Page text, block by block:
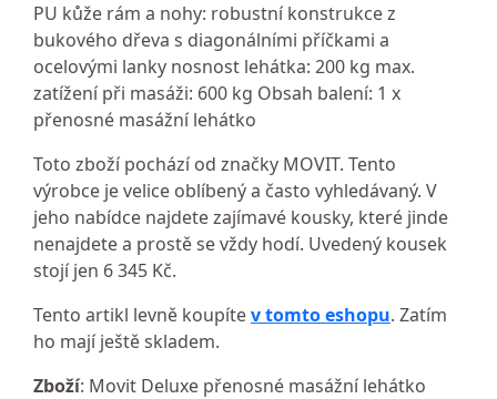
PU kůže rám a nohy: robustní konstrukce z
bukového dřeva s diagonálními příčkami a
ocelovými lanky nosnost lehátka: 200 kg max.
zatížení při masáži: 600 kg Obsah balení: 1 x
přenosné masážní lehátko
Toto zboží pochází od značky MOVIT. Tento
výrobce je velice oblíbený a často vyhledávaný. V
jeho nabídce najdete zajímavé kousky, které jinde
nenajdete a prostě se vždy hodí. Uvedený kousek
stojí jen 6 345 Kč.
Tento artikl levně koupítev tomto eshopu. Zatím
ho mají ještě skladem.
Zboží: Movit Deluxe přenosné masážní lehátko